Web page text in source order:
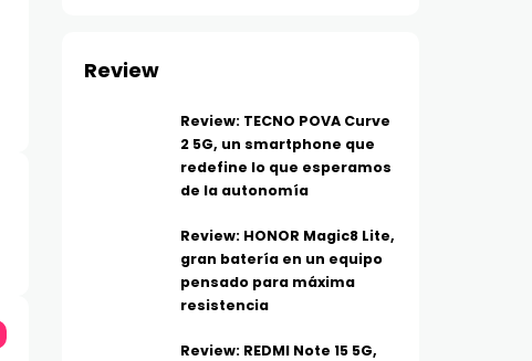
Review
Review: TECNO POVA Curve
2 5G, un smartphone que
redefine lo que esperamos
de la autonomía
Review: HONOR Magic8 Lite,
gran batería en un equipo
pensado para máxima
resistencia
Review: REDMI Note 15 5G,